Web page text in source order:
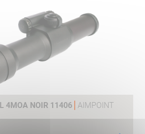
4MOA NOIR 11406 AIMPOINT